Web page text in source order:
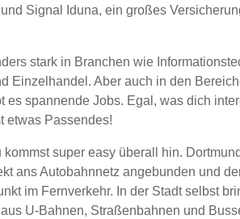
Signal Iduna, ein großes
stark in Branchen wie
Einzelhandel. Aber auch in den
es spannende Jobs. Egal, was dich
etwas Passendes!
kommst super easy überall hin.
ans Autobahnnetz angebunden und
im Fernverkehr. In der Stadt selbst
U-Bahnen, Straßenbahnen und